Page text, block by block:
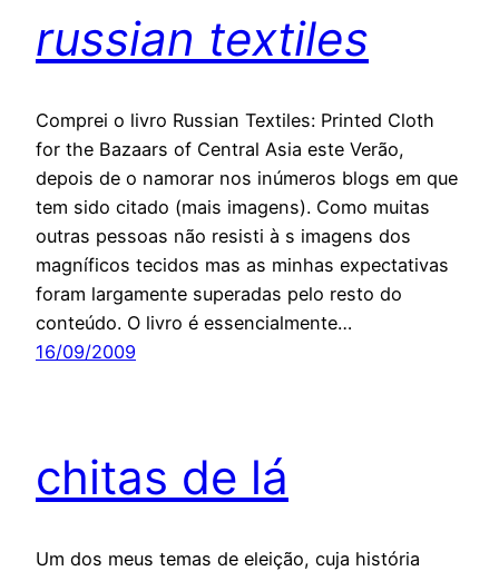
russian textiles
Comprei o livro Russian Textiles: Printed Cloth
for the Bazaars of Central Asia este Verão,
depois de o namorar nos inúmeros blogs em que
tem sido citado (mais imagens). Como muitas
outras pessoas não resisti à s imagens dos
magníficos tecidos mas as minhas expectativas
foram largamente superadas pelo resto do
conteúdo. O livro é essencialmente…
16/09/2009
chitas de lá
Um dos meus temas de eleição, cuja história